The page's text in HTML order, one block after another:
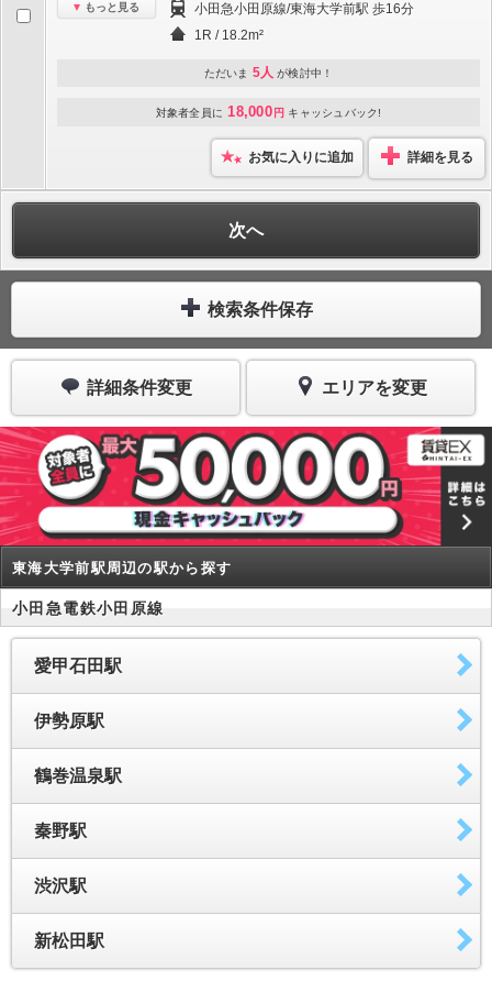
もっと見る
小田急小田原線/東海大学前駅 歩16分
1R / 18.2m²
ただいま 5人 が検討中！
対象者全員に 18,000 円 キャッシュバック!
お気に入りに追加 詳細を見る
次へ
検索条件保存
詳細条件変更 エリアを変更
東海大学前駅周辺の駅から探す
小田急電鉄小田原線
愛甲石田駅
伊勢原駅
鶴巻温泉駅
秦野駅
渋沢駅
新松田駅